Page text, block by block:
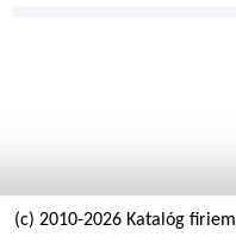
(c) 2010-2026 Katalóg